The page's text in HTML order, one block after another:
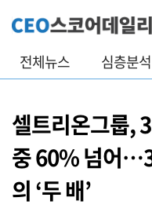
전체뉴스 심층분석
셀트리온그룹,
중 60% 넘어
의 ‘두 배’